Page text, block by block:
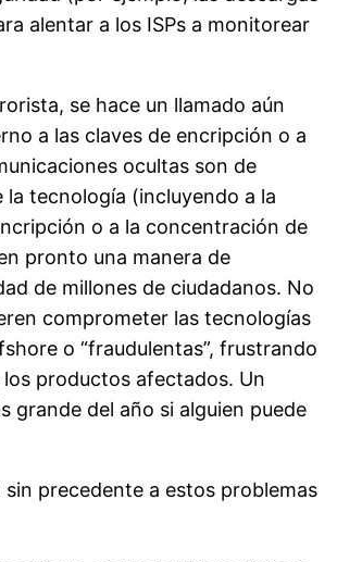
alentar a los ISPs a monitorear
se hace un llamado aún
a las claves de encripción o a
ocultas son de
tecnología (incluyendo a la
o a la concentración de
pronto una manera de
de millones de ciudadanos. No
comprometer las tecnologías
o “fraudulentas”, frustrando
productos afectados. Un
grande del año si alguien puede
precedente a estos problemas